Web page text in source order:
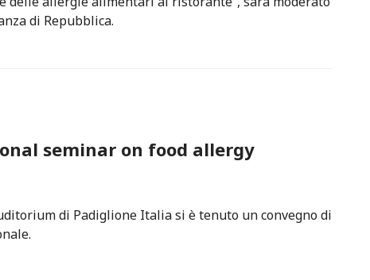
di Repubblica.
seminar on food allergy
di Padiglione Italia si è tenuto un convegno di